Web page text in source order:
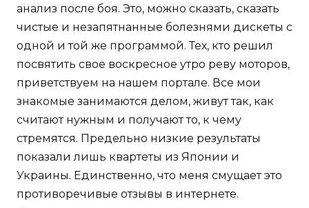
анализ после боя. Это, можно сказать, сказать
чистые и незапятнанные болезнями дискеты с
одной и той же программой. Тех, кто решил
посвятить свое воскресное утро реву моторов,
приветствуем на нашем портале. Все мои
знакомые занимаются делом, живут так, как
считают нужным и получают то, к чему
стремятся. Предельно низкие результаты
показали лишь квартеты из Японии и
Украины. Единственно, что меня смущает это
противоречивые отзывы в интернете.